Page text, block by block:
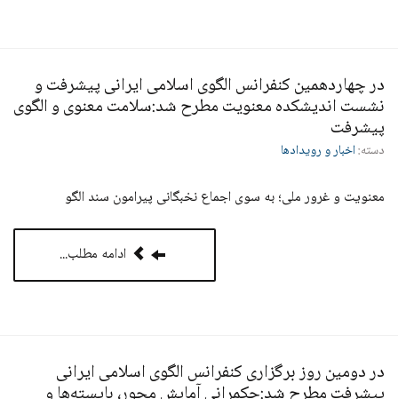
در چهاردهمین کنفرانس الگوی اسلامی ایرانی پیشرفت و
نشست اندیشکده معنویت مطرح شد:سلامت معنوی و الگوی
پیشرفت
دسته:اخبار و رویدادها
معنویت و غرور ملی؛ به‌ سوی اجماع نخبگانی پیرامون سند الگو
ادامه مطلب...
در دومین روز برگزاری کنفرانس الگوی اسلامی ایرانی